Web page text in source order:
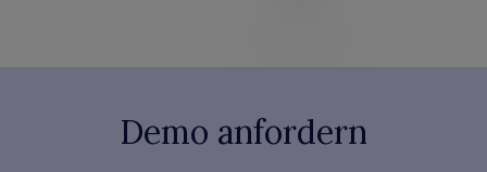
Demo anfordern